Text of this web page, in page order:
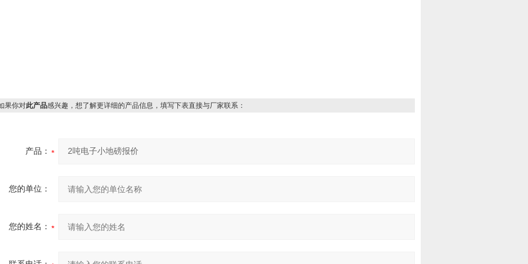
你对此产品感兴趣，想了解更详细的产品信息，填写下表直接与厂家联系：
产品：
您的单位：
您的姓名：